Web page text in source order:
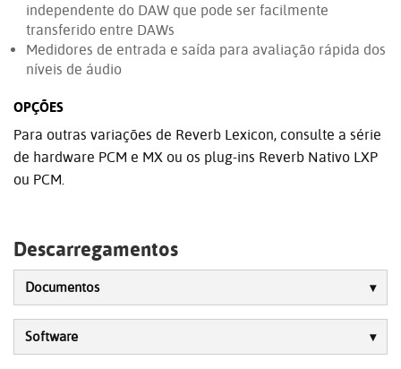
independente do DAW que pode ser facilmente
transferido entre DAWs
Medidores de entrada e saída para avaliação rápida dos
níveis de áudio
OPÇÕES
Para outras variações de Reverb Lexicon, consulte a série
de hardware PCM e MX ou os plug-ins Reverb Nativo LXP
ou PCM.
Descarregamentos
Documentos
Software